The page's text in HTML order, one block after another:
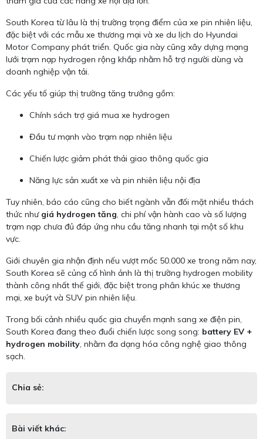
South Korea từ lâu là thị trường trọng điểm của xe pin nhiên liệu,
đặc biệt với các mẫu xe thương mại và xe du lịch do Hyundai
Motor Company phát triển. Quốc gia này cũng xây dựng mạng
lưới trạm nạp hydrogen rộng khắp nhằm hỗ trợ người dùng và
doanh nghiệp vận tải.
Các yếu tố giúp thị trường tăng trưởng gồm:
Chính sách trợ giá mua xe hydrogen
Đầu tư mạnh vào trạm nạp nhiên liệu
Chiến lược giảm phát thải giao thông quốc gia
Năng lực sản xuất xe và pin nhiên liệu nội địa
Tuy nhiên, báo cáo cũng cho biết ngành vẫn đối mặt nhiều thách
thức như giá hydrogen tăng, chi phí vận hành cao và số lượng
trạm nạp chưa đủ đáp ứng nhu cầu tăng nhanh tại một số khu
vực.
Giới chuyên gia nhận định nếu vượt mốc 50.000 xe trong năm nay,
South Korea sẽ củng cố hình ảnh là thị trường hydrogen mobility
thành công nhất thế giới, đặc biệt trong phân khúc xe thương
mại, xe buýt và SUV pin nhiên liệu.
Trong bối cảnh nhiều quốc gia chuyển mạnh sang xe điện pin,
South Korea đang theo đuổi chiến lược song song: battery EV +
hydrogen mobility, nhằm đa dạng hóa công nghệ giao thông
sạch.
Chia sẻ:
Bài viết khác: